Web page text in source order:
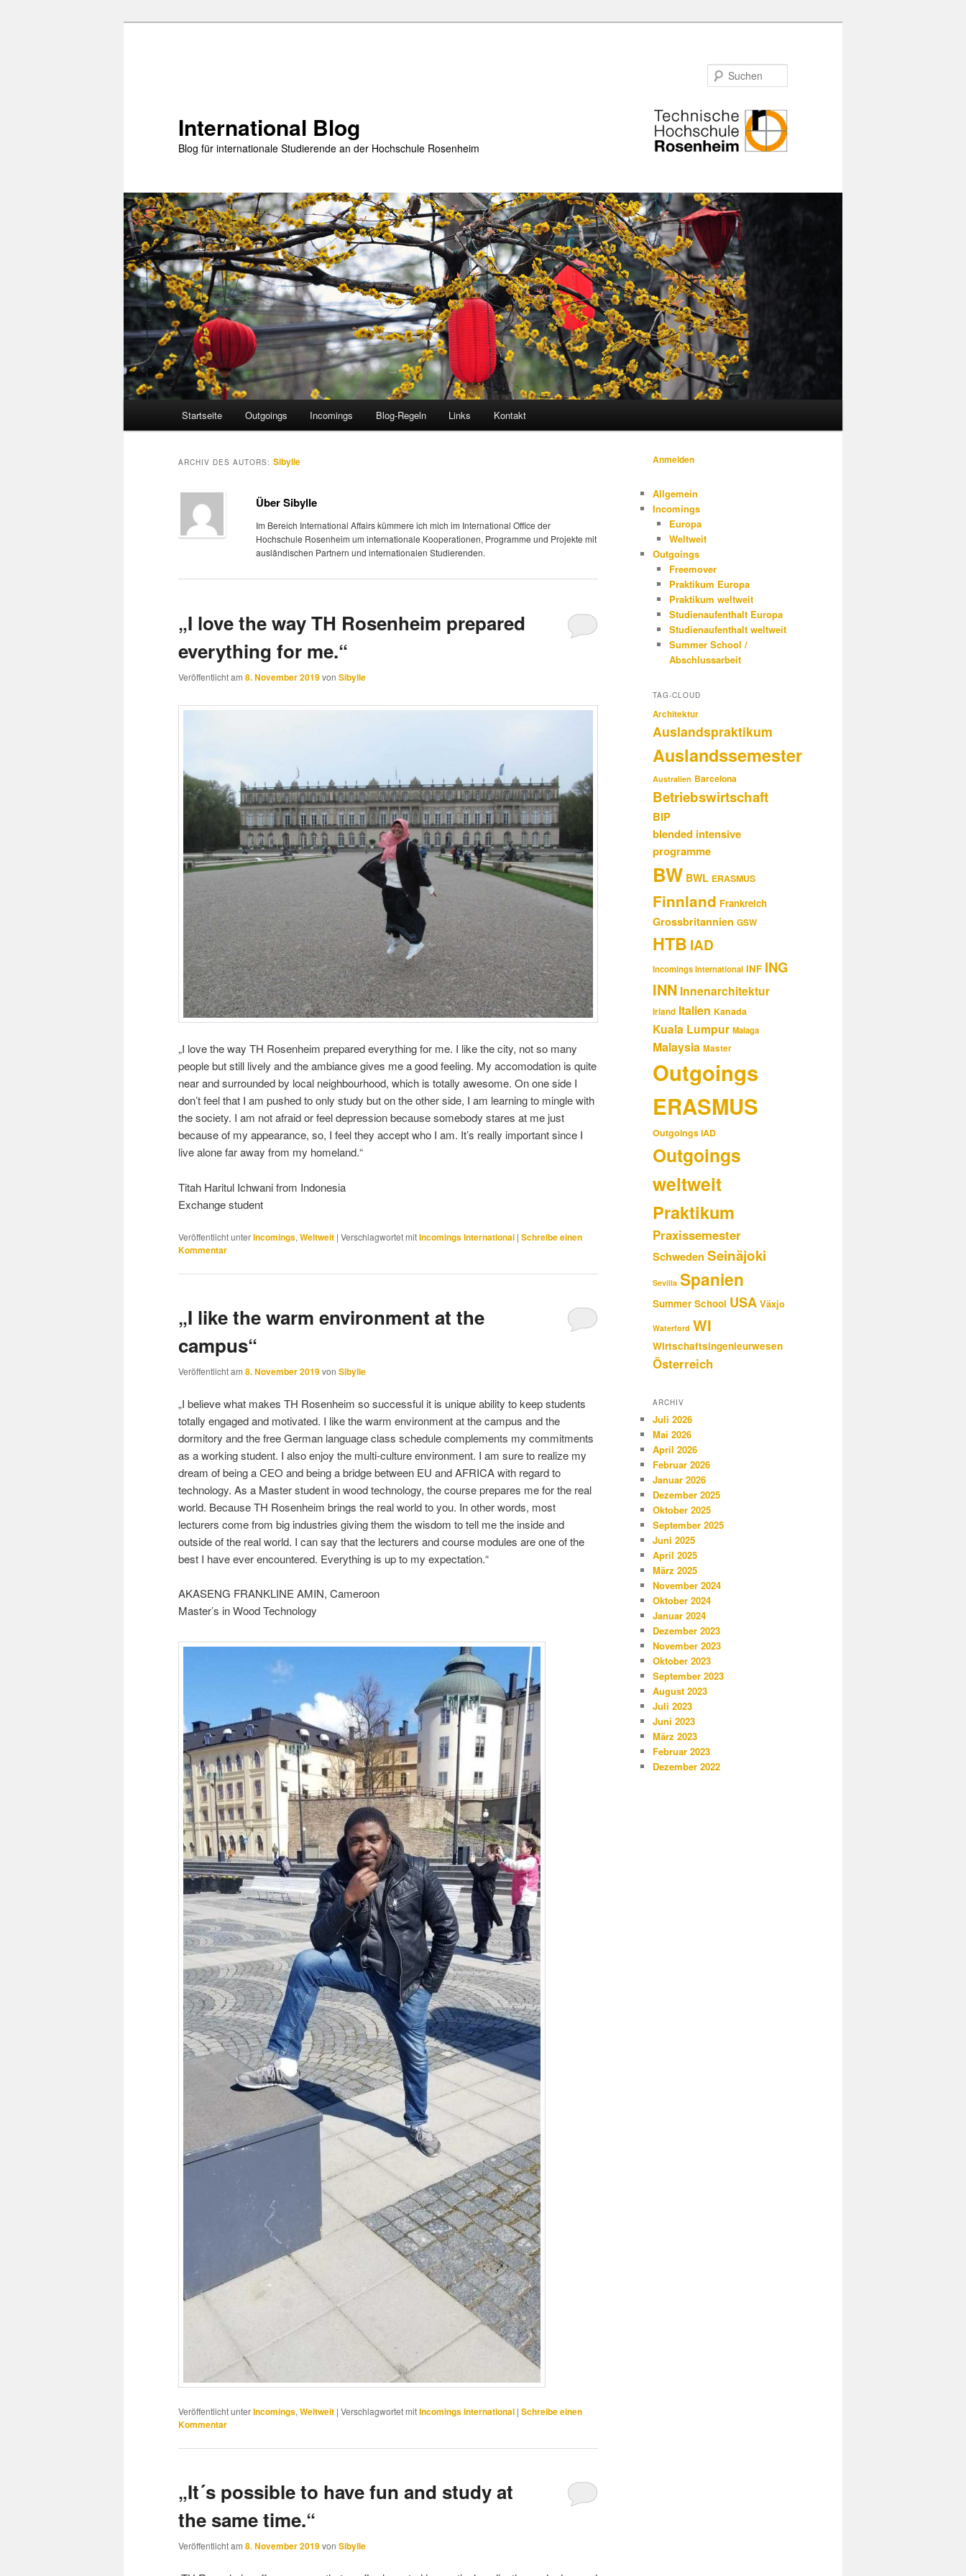
International Blog
Blog für internationale Studierende an der Hochschule Rosenheim
Startseite Outgoings Incomings Blog-Regeln Links Kontakt
ARCHIV DES AUTORS: Sibylle
Über Sibylle
Im Bereich International Affairs kümmere ich mich im International Office der
Hochschule Rosenheim um internationale Kooperationen, Programme und Projekte mit
ausländischen Partnern und internationalen Studierenden.
„I love the way TH Rosenheim prepared
everything for me.“
Veröffentlicht am 8. November 2019von Sibylle
„I love the way TH Rosenheim prepared everything for me. I like the city, not so many
people but still lively and the ambiance gives me a good feeling. My accomodation is quite
near and surrounded by local neighbourhood, which is totally awesome. On one side I
don’t feel that I am pushed to only study but on the other side, I am learning to mingle with
the society. I am not afraid or feel depression because somebody stares at me just
because of my appearance, so, I feel they accept who I am. It’s really important since I
live alone far away from my homeland.“
Titah Haritul Ichwani from Indonesia
Exchange student
Veröffentlicht unterIncomings, Weltweit | Verschlagwortet mitIncomings International | Schreibe einen
Kommentar
„I like the warm environment at the
campus“
Veröffentlicht am 8. November 2019von Sibylle
„I believe what makes TH Rosenheim so successful it is unique ability to keep students
totally engaged and motivated. I like the warm environment at the campus and the
dormitory and the free German language class schedule complements my commitments
as a working student. I also enjoy the multi-culture environment. I am sure to realize my
dream of being a CEO and being a bridge between EU and AFRICA with regard to
technology. As a Master student in wood technology, the course prepares me for the real
world. Because TH Rosenheim brings the real world to you. In other words, most
lecturers come from big industries giving them the wisdom to tell me the inside and
outside of the real world. I can say that the lecturers and course modules are one of the
best I have ever encountered. Everything is up to my expectation.“
AKASENG FRANKLINE AMIN, Cameroon
Master’s in Wood Technology
Veröffentlicht unterIncomings, Weltweit | Verschlagwortet mitIncomings International | Schreibe einen
Kommentar
„It´s possible to have fun and study at
the same time.“
Veröffentlicht am 8. November 2019von Sibylle
Anmelden
Allgemein
Incomings
Europa
Weltweit
Outgoings
Freemover
Praktikum Europa
Praktikum weltweit
Studienaufenthalt Europa
Studienaufenthalt weltweit
Summer School /
Abschlussarbeit
TAG-CLOUD
Architektur
Auslandspraktikum
Auslandssemester
Australien Barcelona
Betriebswirtschaft
BIP
blended intensive
programme
BW BWL ERASMUS
Finnland Frankreich
Grossbritannien GSW
HTB IAD
Incomings International INF ING
INN Innenarchitektur
Irland Italien Kanada
Kuala Lumpur Malaga
Malaysia Master
Outgoings
ERASMUS
Outgoings IAD
Outgoings
weltweit
Praktikum
Praxissemester
Schweden Seinäjoki
Sevilla Spanien
Summer School USA Växjo
Waterford WI
Wirtschaftsingenieurwesen
Österreich
ARCHIV
Juli 2026
Mai 2026
April 2026
Februar 2026
Januar 2026
Dezember 2025
Oktober 2025
September 2025
Juni 2025
April 2025
März 2025
November 2024
Oktober 2024
Januar 2024
Dezember 2023
November 2023
Oktober 2023
September 2023
August 2023
Juli 2023
Juni 2023
März 2023
Februar 2023
Dezember 2022